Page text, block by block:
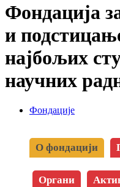
Фондација
и
најбољих
научних
Фондације
О фондацији
Органи